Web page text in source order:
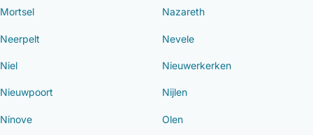
Mortsel Nazareth
Neerpelt Nevele
Niel Nieuwerkerken
Nieuwpoort Nijlen
Ninove Olen